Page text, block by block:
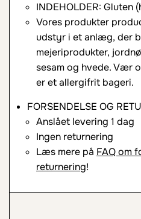
INDEHOLDER:
Vores produkter
udstyr i et anlæg, der
mejeriprodukter,
sesam og hvede. Vær
er et allergifrit bageri.
FORSENDELSE OG
Anslået levering 1 dag
Ingen returnering
Læs mere på FAQ om
returnering!